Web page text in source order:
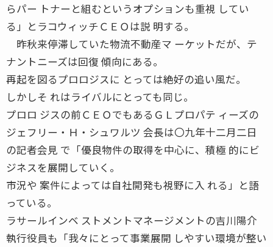
らパー トナーと組むというオプションも重視 してい
る」とラコウィッチＣＥＯは説 明する。
昨秋来停滞していた物流不動産マ ーケットだが、テ
ナントニーズは回復 傾向にある。
再起を図るプロロジスに とっては絶好の追い風だ。
しかしそ れはライバルにとっても同じ。
プロロ ジスの前ＣＥＯでもあるＧＬプロパテ ィーズの
ジェフリー・Ｈ・シュワルツ 会長は〇九年十二月二日
の記者会見 で「優良物件の取得を中心に、積極 的にビ
ジネスを展開していく。
市況や 案件によっては自社開発も視野に入 れる」と語
っている。
ラサールインベ ストメントマネージメントの吉川陽介
執行役員も「我々にとって事業展開 しやすい環境が整い